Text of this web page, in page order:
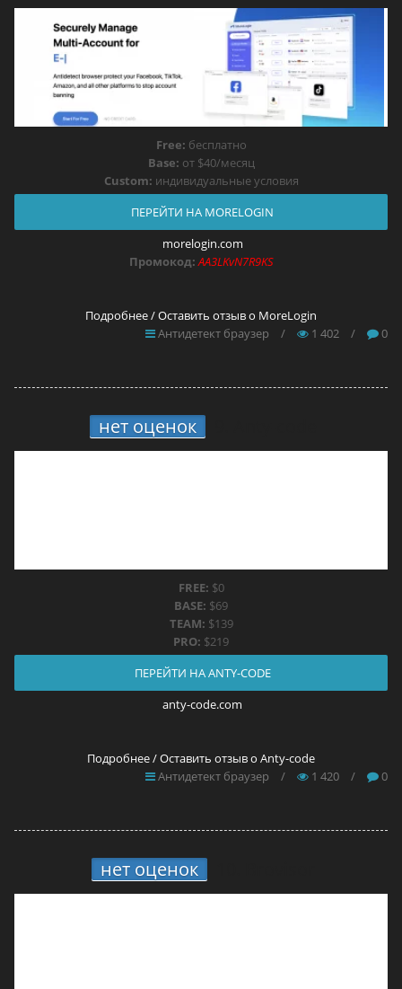
Free: бесплатно
Base: от $40/месяц
Custom: индивидуальные условия
ПЕРЕЙТИ НА MORELOGIN
morelogin.com
Промокод:AA3LKvN7R9KS
Подробнее / Оставить отзыв о MoreLogin
Антидетект браузер
/ 1 402 / 0
нет оценок
FREE: $0
BASE: $69
TEAM: $139
PRO: $219
ПЕРЕЙТИ НА ANTY-CODE
anty-code.com
Подробнее / Оставить отзыв о Anty-code
Антидетект браузер
/ 1 420 / 0
нет оценок